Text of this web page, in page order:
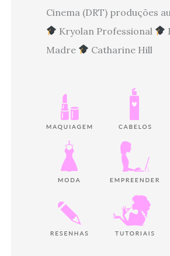
Cinema (DRT) produções
Kryolan Professional
Madre
Catharine Hill